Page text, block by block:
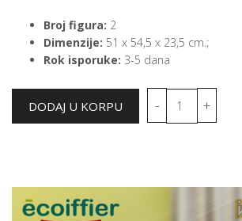
Broj figura: 2
Dimenzije: 51 x 54,5 x 23,5 cm.;
Rok isporuke: 3-5 dana